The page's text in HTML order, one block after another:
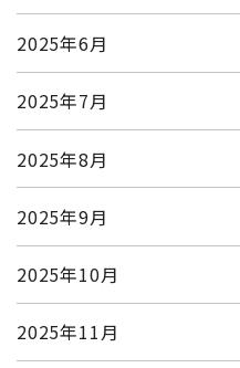
2025年6月
2025年7月
2025年8月
2025年9月
2025年10月
2025年11月